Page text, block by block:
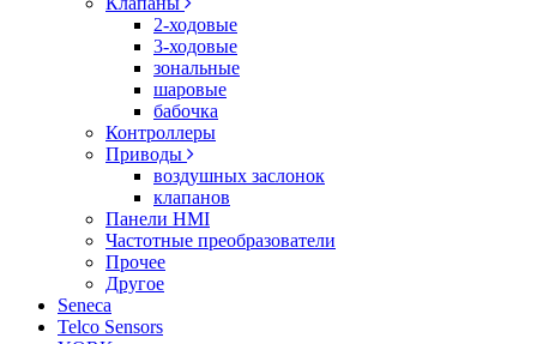
2-ходовые
3-ходовые
зональные
шаровые
бабочка
Контроллеры
Приводы
воздушных заслонок
клапанов
Панели HMI
Частотные преобразователи
Прочее
Другое
Seneca
Telco Sensors